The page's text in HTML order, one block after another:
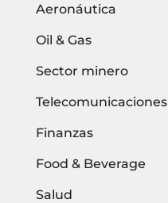
Aeronáutica
Oil & Gas
Sector minero
Telecomunicaciones
Finanzas
Food & Beverage
Salud